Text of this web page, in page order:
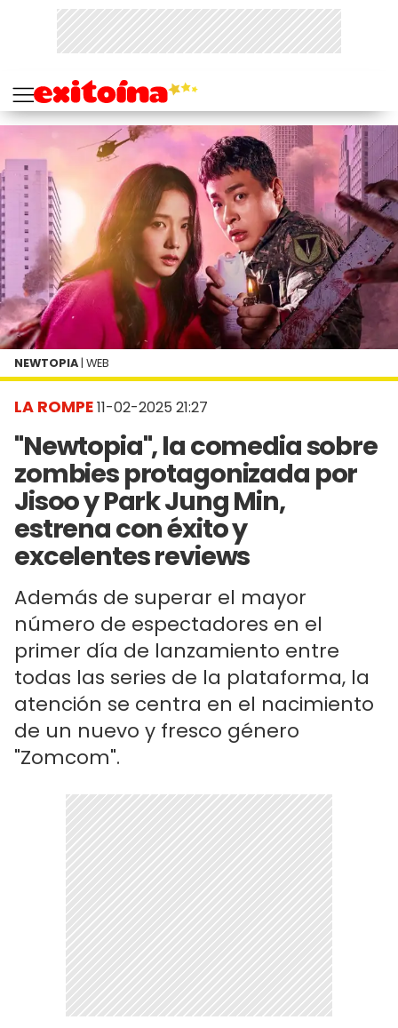
LA ROMPE11-02-2025 21:27
"Newtopia", la comedia sobre
zombies protagonizada por
Jisoo y Park Jung Min,
estrena con éxito y
excelentes reviews
Además de superar el mayor
número de espectadores en el
primer día de lanzamiento entre
todas las series de la plataforma, la
atención se centra en el nacimiento
de un nuevo y fresco género
"Zomcom".
NEWTOPIA | WEB